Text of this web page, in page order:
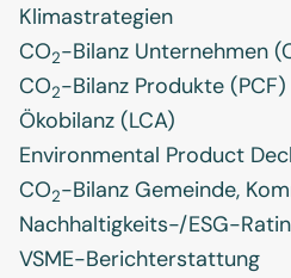
Klimastrategien
CO2-Bilanz Unternehmen
CO2-Bilanz Produkte (PCF)
Ökobilanz (LCA)
Environmental Product
CO2-Bilanz Gemeinde,
Nachhaltigkeits-/ESG-
VSME-Berichterstattung